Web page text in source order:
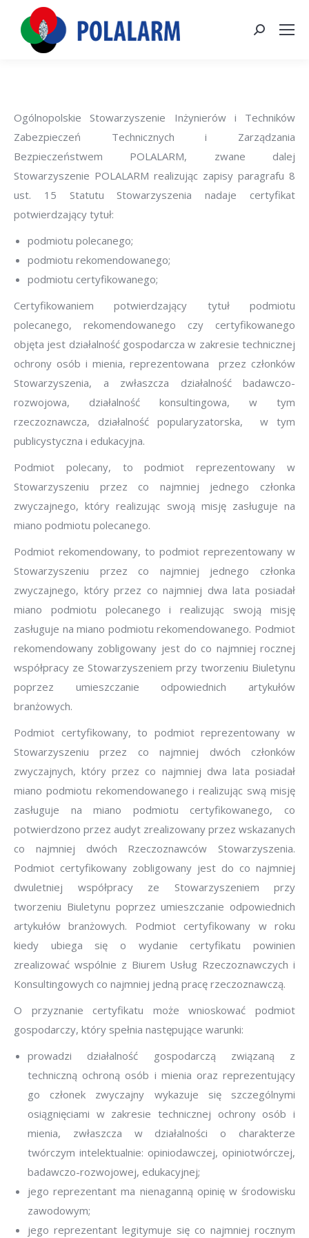
Szukaj:
Ogólnopolskie Stowarzyszenie Inżynierów i Techników
Zabezpieczeń Technicznych i Zarządzania
Bezpieczeństwem POLALARM, zwane dalej
Stowarzyszenie POLALARM realizując zapisy paragrafu 8
ust. 15 Statutu Stowarzyszenia nadaje certyfikat
potwierdzający tytuł:
podmiotu polecanego;
podmiotu rekomendowanego;
podmiotu certyfikowanego;
Certyfikowaniem potwierdzający tytuł podmiotu
polecanego, rekomendowanego czy certyfikowanego
objęta jest działalność gospodarcza w zakresie technicznej
ochrony osób i mienia, reprezentowana przez członków
Stowarzyszenia, a zwłaszcza działalność badawczo-
rozwojowa, działalność konsultingowa, w tym
rzeczoznawcza, działalność popularyzatorska, w tym
publicystyczna i edukacyjna.
Podmiot polecany, to podmiot reprezentowany w
Stowarzyszeniu przez co najmniej jednego członka
zwyczajnego, który realizując swoją misję zasługuje na
miano podmiotu polecanego.
Podmiot rekomendowany, to podmiot reprezentowany w
Stowarzyszeniu przez co najmniej jednego członka
zwyczajnego, który przez co najmniej dwa lata posiadał
miano podmiotu polecanego i realizując swoją misję
zasługuje na miano podmiotu rekomendowanego. Podmiot
rekomendowany zobligowany jest do co najmniej rocznej
współpracy ze Stowarzyszeniem przy tworzeniu Biuletynu
poprzez umieszczanie odpowiednich artykułów
branżowych.
Podmiot certyfikowany, to podmiot reprezentowany w
Stowarzyszeniu przez co najmniej dwóch członków
zwyczajnych, który przez co najmniej dwa lata posiadał
miano podmiotu rekomendowanego i realizując swą misję
zasługuje na miano podmiotu certyfikowanego, co
potwierdzono przez audyt zrealizowany przez wskazanych
co najmniej dwóch Rzeczoznawców Stowarzyszenia.
Podmiot certyfikowany zobligowany jest do co najmniej
dwuletniej współpracy ze Stowarzyszeniem przy
tworzeniu Biuletynu poprzez umieszczanie odpowiednich
artykułów branżowych. Podmiot certyfikowany w roku
kiedy ubiega się o wydanie certyfikatu powinien
zrealizować wspólnie z Biurem Usług Rzeczoznawczych i
Konsultingowych co najmniej jedną pracę rzeczoznawczą.
O przyznanie certyfikatu może wnioskować podmiot
gospodarczy, który spełnia następujące warunki:
prowadzi działalność gospodarczą związaną z
techniczną ochroną osób i mienia oraz reprezentujący
go członek zwyczajny wykazuje się szczególnymi
osiągnięciami w zakresie technicznej ochrony osób i
mienia, zwłaszcza w działalności o charakterze
twórczym intelektualnie: opiniodawczej, opiniotwórczej,
badawczo-rozwojowej, edukacyjnej;
jego reprezentant ma nienaganną opinię w środowisku
zawodowym;
jego reprezentant legitymuje się co najmniej rocznym